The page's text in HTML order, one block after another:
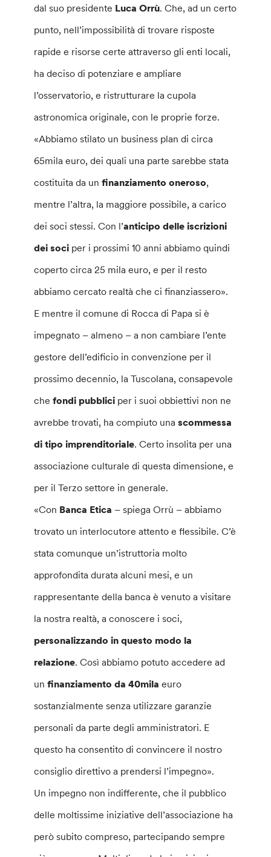
dal suo presidente Luca Orrù. Che, ad un certo
punto, nell’impossibilità di trovare risposte
rapide e risorse certe attraverso gli enti locali,
ha deciso di potenziare e ampliare
l’osservatorio, e ristrutturare la cupola
astronomica originale, con le proprie forze.
«Abbiamo stilato un business plan di circa
65mila euro, dei quali una parte sarebbe stata
costituita da unfinanziamento oneroso,
mentre l’altra, la maggiore possibile, a carico
dei soci stessi. Con l’anticipo delle iscrizioni
dei soci per i prossimi 10 anni abbiamo quindi
coperto circa 25 mila euro, e per il resto
abbiamo cercato realtà che ci finanziassero».
E mentre il comune di Rocca di Papa si è
impegnato – almeno – a non cambiare l’ente
gestore dell’edificio in convenzione per il
prossimo decennio, la Tuscolana, consapevole
chefondi pubblici per i suoi obbiettivi non ne
avrebbe trovati, ha compiuto unascommessa
di tipo imprenditoriale. Certo insolita per una
associazione culturale di questa dimensione, e
per il Terzo settore in generale.
«Con Banca Etica – spiega Orrù – abbiamo
trovato un interlocutore attento e flessibile. C’è
stata comunque un’istruttoria molto
approfondita durata alcuni mesi, e un
rappresentante della banca è venuto a visitare
la nostra realtà, a conoscere i soci,
personalizzando in questo modo la
relazione. Così abbiamo potuto accedere ad
unfinanziamento da 40mila euro
sostanzialmente senza utilizzare garanzie
personali da parte degli amministratori. E
questo ha consentito di convincere il nostro
consiglio direttivo a prendersi l’impegno».
Un impegno non indifferente, che il pubblico
delle moltissime iniziative dell’associazione ha
però subito compreso, partecipando sempre